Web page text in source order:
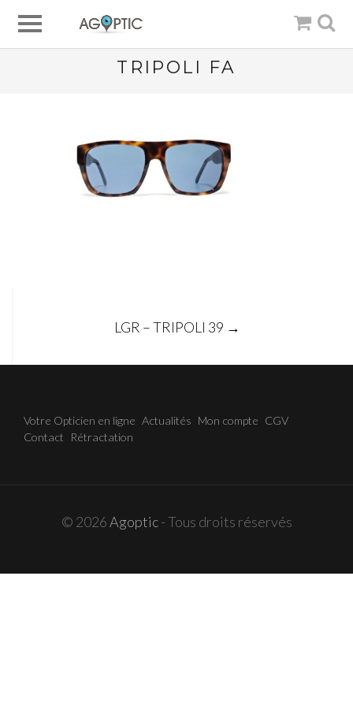
TRIPOLI FA
LGR – TRIPOLI 39 →
Votre Opticien en ligne Actualités Mon compte CGV
Contact
Rétractation
© 2026Agoptic- Tous droits réservés